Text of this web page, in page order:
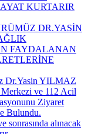
KURTARIR
DR.YASİN
FAYDALANAN
Dr.Yasin YILMAZ
ve 112 Acil
Ziyaret
Bulundu.
sonrasında alınacak